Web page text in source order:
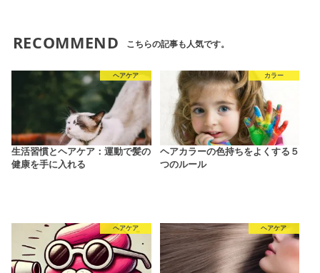
RECOMMEND こちらの記事も人気です。
ヘアケア
生活習慣とヘアケア：運動で髪の
健康を手に入れる
カラー
ヘアカラーの色持ちをよくする５
つのルール
ヘアケア ヘアケア